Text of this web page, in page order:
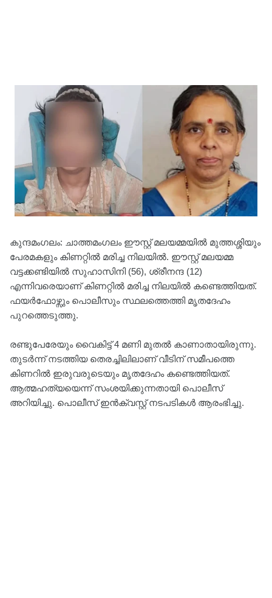
കുന്ദമംഗലം: ചാത്തമംഗലം ഈസ്റ്റ്‌ മലയമ്മയിൽ മുത്തശ്ശിയും
പേരമകളും കിണറ്റിൽ മരിച്ച നിലയിൽ. ഈസ്റ്റ് മലയമ്മ
വട്ടക്കണ്ടിയിൽ സുഹാസിനി (56), ശ്രീനന്ദ (12)
എന്നിവരെയാണ് കിണറ്റിൽ മരിച്ച നിലയിൽ കണ്ടെത്തിയത്.
ഫയർഫോഴ്സും പൊലീസും സ്ഥലത്തെത്തി മൃതദേഹം
പുറത്തെടുത്തു.
രണ്ടുപേരേയും വൈകിട്ട് 4 മണി മുതൽ കാണാതായിരുന്നു.
തുടർന്ന് നടത്തിയ തെരച്ചിലിലാണ് വീടിന് സമീപത്തെ
കിണറിൽ ഇരുവരുടെയും മൃതദേഹം കണ്ടെത്തിയത്.
ആത്മഹത്യയെന്ന് സംശയിക്കുന്നതായി പൊലീസ്
അറിയിച്ചു. പൊലീസ് ഇൻക്വസ്റ്റ് നടപടികൾ ആരംഭിച്ചു.